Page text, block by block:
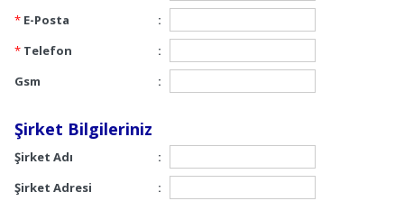
* E-Posta
:
* Telefon
:
Gsm
:
Şirket Bilgileriniz
Şirket Adı
:
Şirket Adresi
: